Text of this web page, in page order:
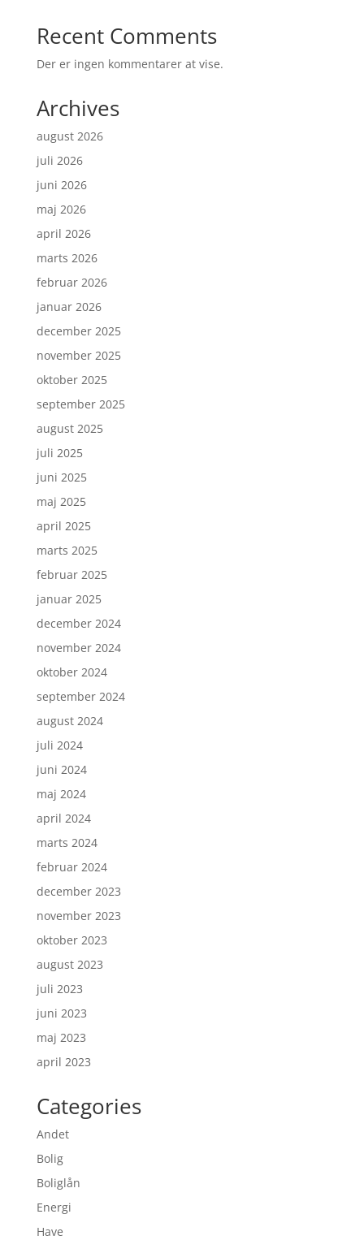
Recent Comments
Der er ingen kommentarer at vise.
Archives
august 2026
juli 2026
juni 2026
maj 2026
april 2026
marts 2026
februar 2026
januar 2026
december 2025
november 2025
oktober 2025
september 2025
august 2025
juli 2025
juni 2025
maj 2025
april 2025
marts 2025
februar 2025
januar 2025
december 2024
november 2024
oktober 2024
september 2024
august 2024
juli 2024
juni 2024
maj 2024
april 2024
marts 2024
februar 2024
december 2023
november 2023
oktober 2023
august 2023
juli 2023
juni 2023
maj 2023
april 2023
Categories
Andet
Bolig
Boliglån
Energi
Have